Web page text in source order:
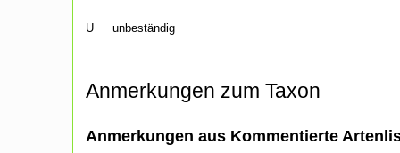
U unbeständig
Anmerkungen zum Taxon
Anmerkungen aus Kommentierte